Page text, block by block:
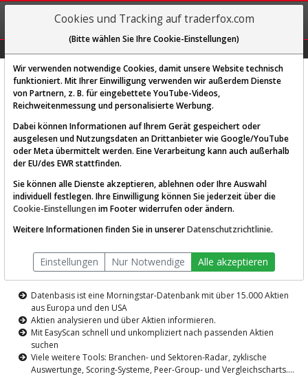
REGIS-
TRIEREN
Diese Funktion ist nur für
AKTIEN-TERMINAL
Die Aktienanalyse-Plattform von
TraderFox
Datenbasis ist eine Morningstar-Datenbank mit über 15.000 Aktien
aus Europa und den USA
Aktien analysieren und über Aktien informieren.
Mit EasyScan schnell und unkompliziert nach passenden Aktien
suchen
Viele weitere Tools: Branchen- und Sektoren-Radar, zyklische
Auswertunge, Scoring-Systeme, Peer-Group- und Vergleichscharts....
Cookies und Tracking auf traderfox.com
(Bitte wählen Sie Ihre Cookie-Einstellungen)
Wir verwenden notwendige Cookies, damit unsere Website technisch
funktioniert. Mit Ihrer Einwilligung verwenden wir außerdem Dienste
von Partnern, z. B. für eingebettete YouTube-Videos,
Reichweitenmessung und personalisierte Werbung.
Dabei können Informationen auf Ihrem Gerät gespeichert oder
ausgelesen und Nutzungsdaten an Drittanbieter wie Google/YouTube
oder Meta übermittelt werden. Eine Verarbeitung kann auch außerhalb
der EU/des EWR stattfinden.
Sie können alle Dienste akzeptieren, ablehnen oder Ihre Auswahl
individuell festlegen. Ihre Einwilligung können Sie jederzeit über die
Cookie-Einstellungen im Footer widerrufen oder ändern.
Weitere Informationen finden Sie in unsererDatenschutzrichtlinie.
Einstellungen Nur Notwendige Alle akzeptieren